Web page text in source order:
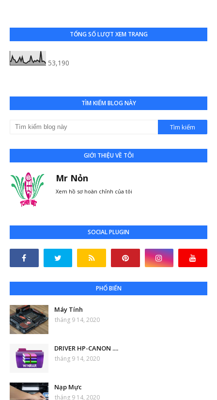
TỔNG SỐ LƯỢT XEM TRANG
53,190
TÌM KIẾM BLOG NÀY
GIỚI THIỆU VỀ TÔI
Mr Nỏn
Xem hồ sơ hoàn chỉnh của tôi
SOCIAL PLUGIN
PHỔ BIẾN
Máy Tính
tháng 9 14, 2020
DRIVER HP-CANON ....
tháng 9 14, 2020
Nạp Mực
tháng 9 14, 2020